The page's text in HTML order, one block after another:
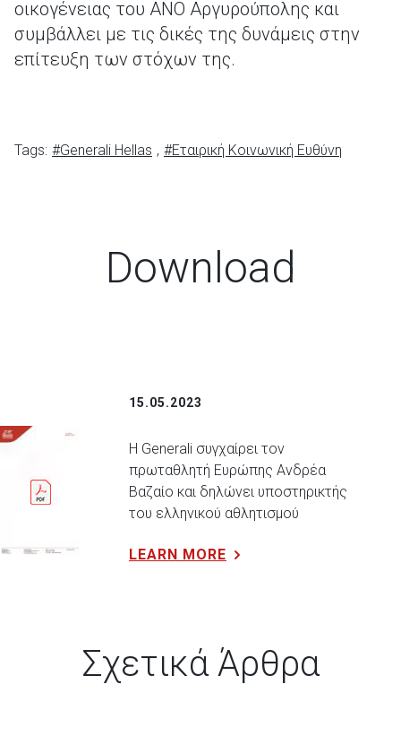
οικογένειας του ΑΝΟ Αργυρούπολης και
συμβάλλει με τις δικές της δυνάμεις στην
επίτευξη των στόχων της.
Tags: #Generali Hellas , #Εταιρική Κοινωνική Ευθύνη
Download
15.05.2023
Η Generali συγχαίρει τον
πρωταθλητή Ευρώπης Ανδρέα
Βαζαίο και δηλώνει υποστηρικτής
του ελληνικού αθλητισμού
LEARN MORE
Σχετικά Άρθρα